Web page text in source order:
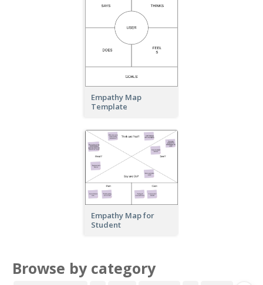
Empathy Map
Template
Empathy Map for
Student
Browse by category